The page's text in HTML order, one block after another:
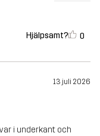
Hjälpsamt? 0
13 juli 2026
i underkant och